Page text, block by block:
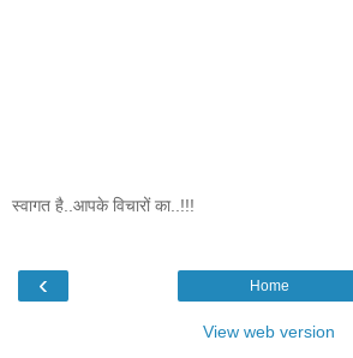
स्वागत है..आपके विचारों का..!!!
‹ Home
View web version